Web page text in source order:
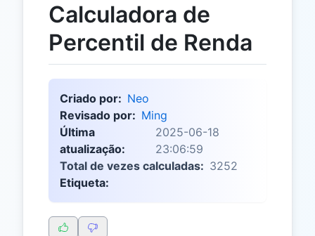
Calculadora de
Percentil de Renda
Criado por: Neo
Revisado por: Ming
Última
atualização:
2025-06-18
23:06:59
Total de vezes calculadas: 3252
Etiqueta: